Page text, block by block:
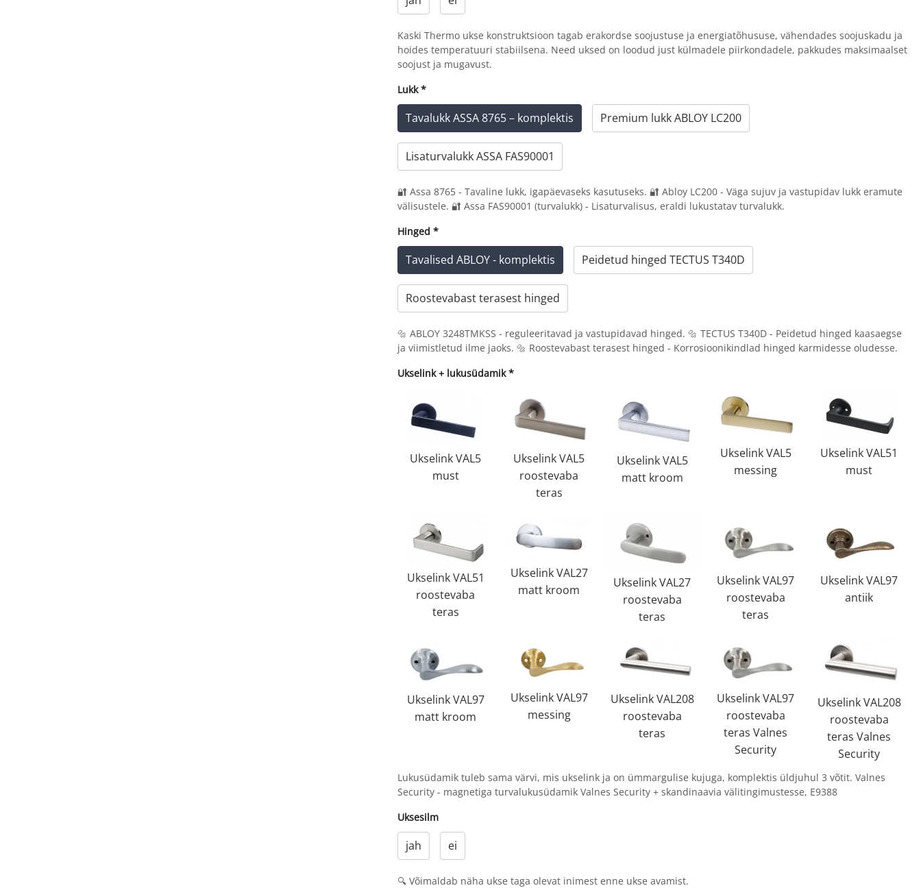
Kaski Thermo ukse konstruktsioon tagab erakordse soojustuse ja energiatõhususe, vähendades soojuskadu ja
hoides temperatuuri stabiilsena. Need uksed on loodud just külmadele piirkondadele, pakkudes maksimaalset
soojust ja mugavust.
Lukk *
Tavalukk ASSA 8765 – komplektis Premium lukk ABLOY LC200
Lisaturvalukk ASSA FAS90001
🔐 Assa 8765 - Tavaline lukk, igapäevaseks kasutuseks. 🔐 Abloy LC200 - Väga sujuv ja vastupidav lukk eramute
välisustele. 🔐 Assa FAS90001 (turvalukk) - Lisaturvalisus, eraldi lukustatav turvalukk.
Hinged *
Tavalised ABLOY - komplektis Peidetud hinged TECTUS T340D
Roostevabast terasest hinged
🔩 ABLOY 3248TMKSS - reguleeritavad ja vastupidavad hinged. 🔩 TECTUS T340D - Peidetud hinged kaasaegse
ja viimistletud ilme jaoks. 🔩 Roostevabast terasest hinged - Korrosioonikindlad hinged karmidesse oludesse.
Ukselink + lukusüdamik *
Ukselink VAL5
must
Ukselink VAL5
roostevaba
teras
Ukselink VAL5
matt kroom
Ukselink VAL5
messing
Ukselink VAL51
must
Ukselink VAL51
roostevaba
teras
Ukselink VAL27
matt kroom
Ukselink VAL27
roostevaba
teras
Ukselink VAL97
roostevaba
teras
Ukselink VAL97
antiik
Ukselink VAL97
matt kroom
Ukselink VAL97
messing
Ukselink VAL208
roostevaba
teras
Ukselink VAL97
roostevaba
teras Valnes
Security
Ukselink VAL208
roostevaba
teras Valnes
Security
Lukusüdamik tuleb sama värvi, mis ukselink ja on ümmargulise kujuga, komplektis üldjuhul 3 võtit. Valnes
Security - magnetiga turvalukusüdamik Valnes Security + skandinaavia välitingimustesse, E9388
Uksesilm
jah ei
🔍 Võimaldab näha ukse taga olevat inimest enne ukse avamist.